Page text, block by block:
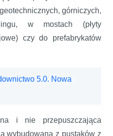
górniczych,
w mostach (płyty
czy do prefabrykatów
5.0. Nowa
i nie przepuszczająca
wybudowana z pustaków z